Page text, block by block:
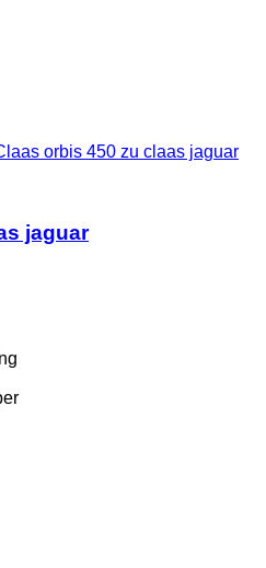
orbis 450 zu claas jaguar
jaguar